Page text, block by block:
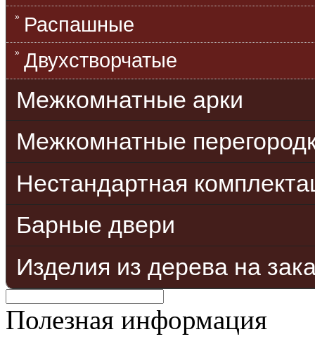
Распашные
Двухстворчатые
Межкомнатные арки
Межкомнатные
Нестандартная
Барные двери
Изделия из дерева на
Полезная информация